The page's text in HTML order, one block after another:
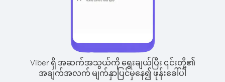
Viber ရှိ အဆက်အသွယ်ကို ရွေးချယ်ပြီး ၎င်းတို့၏
အချက်အလက် မျက်နှာပြင်မှနေ၍ ဖုန်းခေါ်ပါ